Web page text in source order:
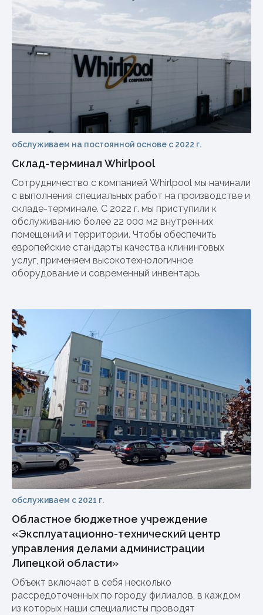
обслуживаем на постоянной основе с 2022 г.
Склад-терминал Whirlpool
Сотрудничество с компанией Whirlpool мы начинали
с выполнения специальных работ на производстве и
складе-терминале. С 2022 г. мы приступили к
обслуживанию более 22 000 м2 внутренних
помещений и территории. Чтобы обеспечить
европейские стандарты качества клининговых
услуг, применяем высокотехнологичное
оборудование и современный инвентарь.
обслуживаем с 2021 г.
Областное бюджетное учреждение
«Эксплуатационно-технический центр
управления делами администрации
Липецкой области»
Объект включает в себя несколько
рассредоточенных по городу филиалов, в каждом
из которых наши специалисты проводят